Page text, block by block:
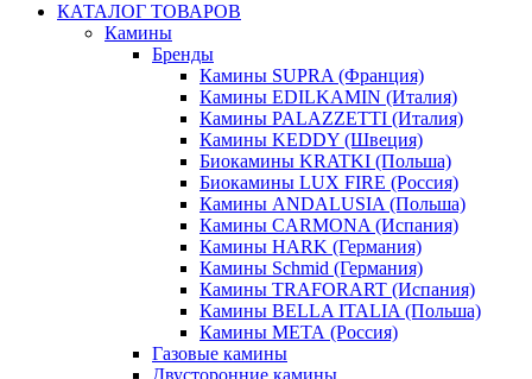
КАТАЛОГ ТОВАРОВ
Камины
Бренды
Камины SUPRA (Франция)
Камины EDILKAMIN (Италия)
Камины PALAZZETTI (Италия)
Камины KEDDY (Швеция)
Биокамины KRATKI (Польша)
Биокамины LUX FIRE (Россия)
Камины ANDALUSIA (Польша)
Камины CARMONA (Испания)
Камины HARK (Германия)
Камины Schmid (Германия)
Камины TRAFORART (Испания)
Камины BELLA ITALIA (Польша)
Камины МЕТА (Россия)
Газовые камины
Двусторонние камины